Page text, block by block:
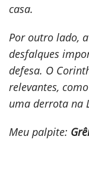
casa.
Por outro lado,
desfalques
defesa. O
relevantes,
uma derrota na
Meu palpite: